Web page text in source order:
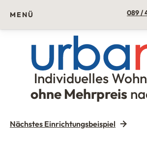
Urbana Möbel
Individuelles
ohne Mehrpreis
MENÜ
Kontakt 089 /
Nächstes Einrichtungsbeispiel